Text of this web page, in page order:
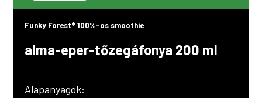
Funky Forest® 100%-os smoothie
alma-eper-tőzegáfonya 200 ml
Alapanyagok:
os
smoothie,
alma-